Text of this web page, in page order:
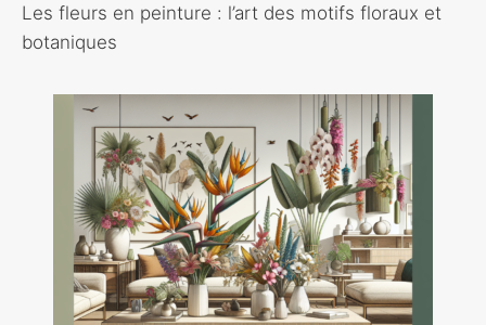
Les fleurs en peinture : l’art des motifs floraux et
botaniques